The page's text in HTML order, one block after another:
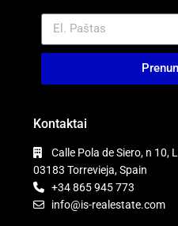
Kontaktai
Calle Pola de Siero, n 10,
03183 Torrevieja, Spain
+34 865 945 773
info@is-realestate.com